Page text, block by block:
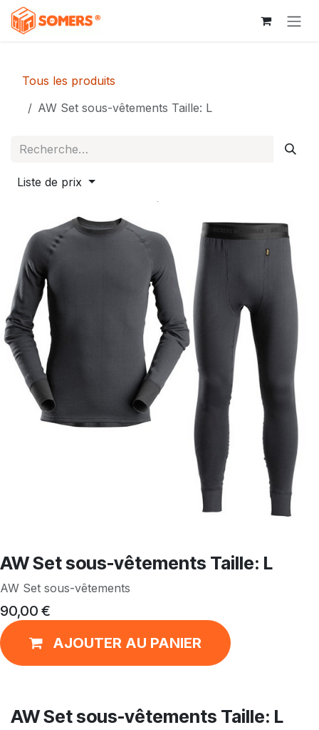
Se rendre au contenu
Tous les produits
AW Set sous-vêtements Taille: L
Liste de prix
AW Set sous-vêtements Taille: L
AW Set sous-vêtements
90,00 €
AJOUTER AU PANIER
AW Set sous-vêtements Taille: L